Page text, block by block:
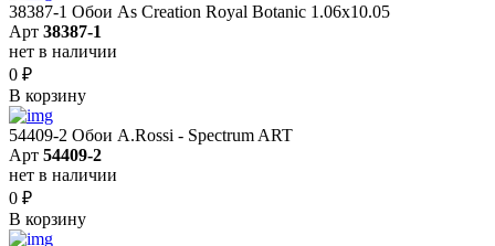
38387-1 Обои As Creation Royal Botanic 1.06x10.05
Арт 38387-1
нет в наличии
0 ₽
В корзину
54409-2 Обои A.Rossi - Spectrum ART
Арт 54409-2
нет в наличии
0 ₽
В корзину